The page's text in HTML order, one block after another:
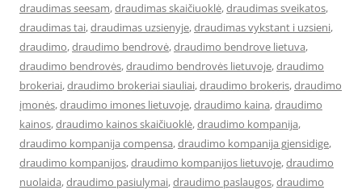
draudimas seesam,draudimas skaičiuoklė,draudimas sveikatos,
draudimas tai,draudimas uzsienyje,draudimas vykstant i uzsieni,
draudimo,draudimo bendrovė,draudimo bendrove lietuva,
draudimo bendrovės,draudimo bendrovės lietuvoje,draudimo
brokeriai,draudimo brokeriai siauliai,draudimo brokeris,draudimo
įmonės,draudimo imones lietuvoje,draudimo kaina,draudimo
kainos,draudimo kainos skaičiuoklė,draudimo kompanija,
draudimo kompanija compensa,draudimo kompanija gjensidige,
draudimo kompanijos,draudimo kompanijos lietuvoje,draudimo
nuolaida,draudimo pasiulymai,draudimo paslaugos,draudimo